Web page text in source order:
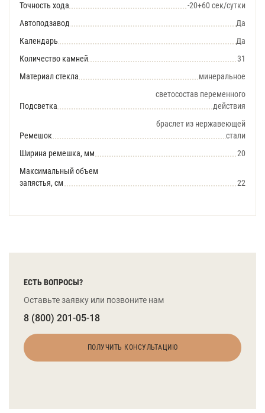
Точность хода
-20+60 сек/сутки
Автоподзавод
Да
Календарь
Да
Количество камней
31
Материал стекла
минеральное
Подсветка
светосостав переменного
действия
Ремешок
браслет из нержавеющей
стали
Ширина ремешка, мм
20
Максимальный объем
запястья, см
22
ЕСТЬ ВОПРОСЫ?
Оставьте заявку или позвоните нам
8 (800) 201-05-18
ПОЛУЧИТЬ КОНСУЛЬТАЦИЮ